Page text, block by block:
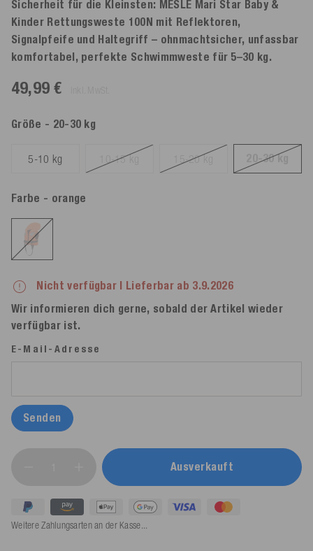
Sicherheit für die Kleinsten: MESLE Mari Star Baby &
Kinder Rettungsweste 100N mit Reflektoren,
Signalpfeife und Haltegriff – ohnmachtsicher, unfassbar
komfortabel, perfekte Schwimmweste für 5–30 kg.
49,99 €
Größe - 20-30 kg
5-10 kg 10-15 kg 15-20 kg 20-30 kg
Farbe - orange
Nicht verfügbar
| Lieferbar ab 3.9.2026
Wir informieren dich gerne, sobald der Artikel wieder
verfügbar ist.
E-Mail-Adresse
Senden
Ausverkauft
Weitere Zahlungsarten an der Kasse...